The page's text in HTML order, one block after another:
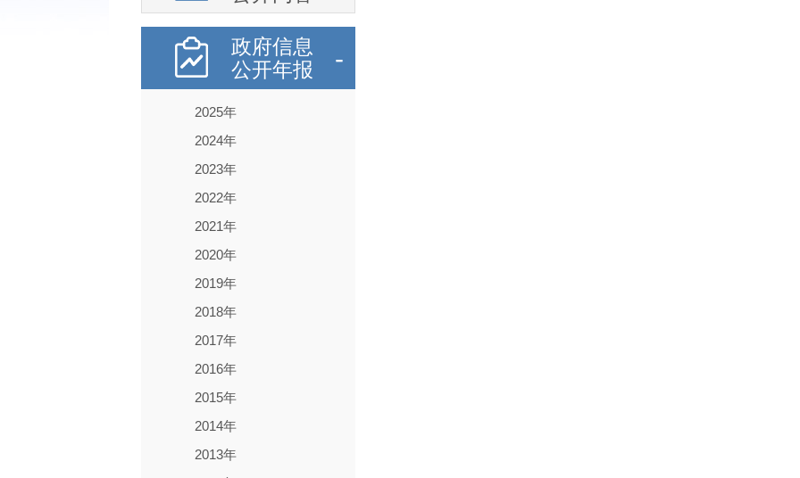
政府信息
公开年报
2025年
2024年
2023年
2022年
2021年
2020年
2019年
2018年
2017年
2016年
2015年
2014年
2013年